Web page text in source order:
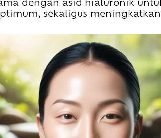
sekaligus